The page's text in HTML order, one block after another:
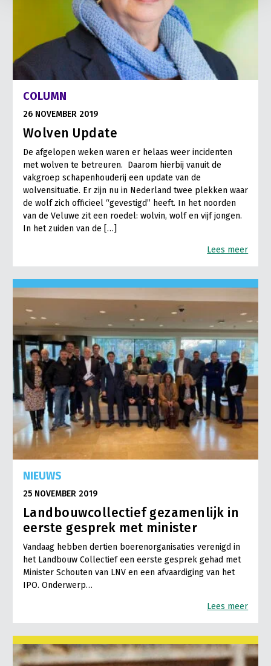
COLUMN
26 NOVEMBER 2019
Wolven Update
De afgelopen weken waren er helaas weer incidenten
met wolven te betreuren. Daarom hierbij vanuit de
vakgroep schapenhouderij een update van de
wolvensituatie. Er zijn nu in Nederland twee plekken waar
de wolf zich officieel “gevestigd” heeft. In het noorden
van de Veluwe zit een roedel: wolvin, wolf en vijf jongen.
In het zuiden van de […]
Lees meer
NIEUWS
25 NOVEMBER 2019
Landbouwcollectief gezamenlijk in
eerste gesprek met minister
Vandaag hebben dertien boerenorganisaties verenigd in
het Landbouw Collectief een eerste gesprek gehad met
Minister Schouten van LNV en een afvaardiging van het
IPO. Onderwerp…
Lees meer